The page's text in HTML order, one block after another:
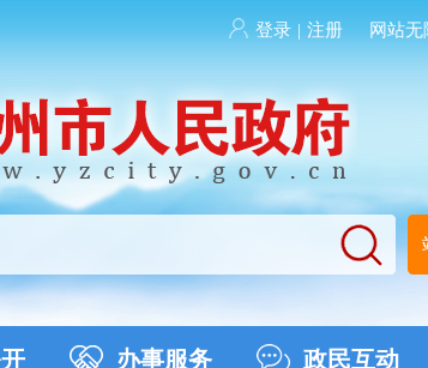
登录 | 注册 网站无
办事服务 政民互动